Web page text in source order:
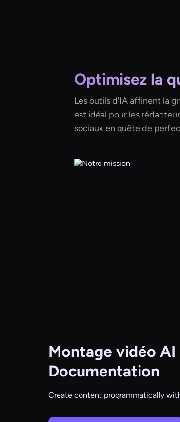
Optimisez la
Les outils d'IA affinent la
est idéal pour les
sociaux en quête de
Montage vidéo AI
Documentation
Create content programmatically